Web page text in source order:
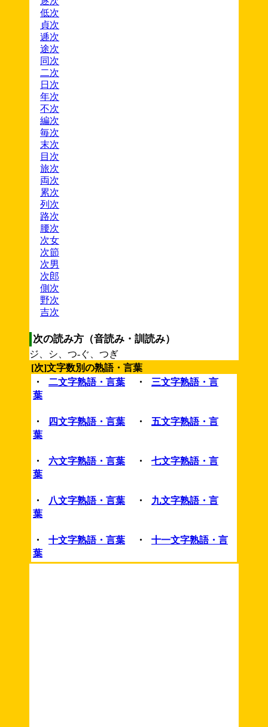
低次
貞次
逓次
途次
同次
二次
日次
年次
不次
編次
毎次
末次
目次
旅次
両次
累次
列次
路次
腰次
次女
次節
次男
次郎
側次
野次
吉次
次の読み方（音読み・訓読み）
ジ、シ、つ-ぐ、つぎ
[次]文字数別の熟語・言葉
・
二文字熟語・言葉 ・
三文字熟語・言
葉
・ 四文字熟語・言葉 ・
五文字熟語・言
葉
・ 六文字熟語・言葉 ・
七文字熟語・言
葉
・ 八文字熟語・言葉 ・
九文字熟語・言
葉
・ 十文字熟語・言葉 ・
十一文字熟語・言
葉